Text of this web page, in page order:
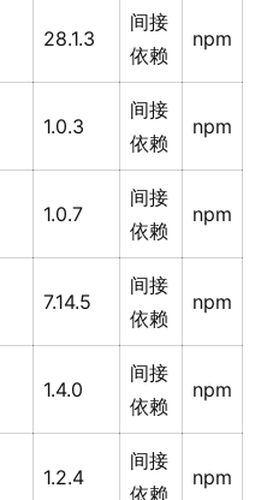
28.1.3
间接
依赖
npm
1.0.3
间接
依赖
npm
1.0.7
间接
依赖
npm
7.14.5
间接
依赖
npm
1.4.0
间接
依赖
npm
1.2.4
间接
依赖
npm